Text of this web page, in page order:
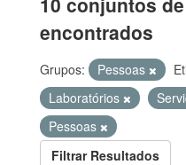
encontrados
Grupos: Pessoas
Laboratórios
Pessoas
Filtrar Resultados